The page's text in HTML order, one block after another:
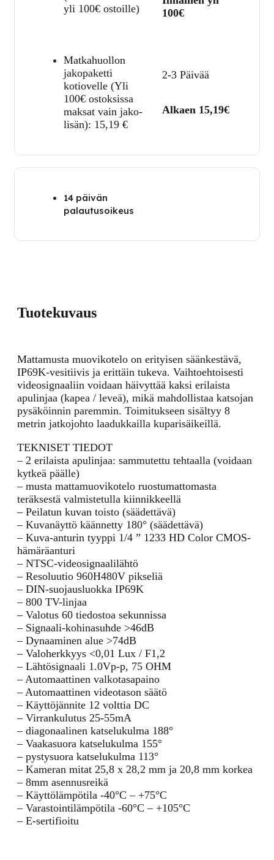
yli 100€ ostoille)
100€
Matkahuollon
jakopaketti
kotiovelle (Yli
100€ ostoksissa
maksat vain jako-
lisän): 15,19 €
2-3 Päivää
Alkaen 15,19€
14 päivän
palautusoikeus
Tuotekuvaus
Mattamusta muovikotelo on erityisen säänkestävä,
IP69K-vesitiivis ja erittäin tukeva. Vaihtoehtoisesti
videosignaaliin voidaan häivyttää kaksi erilaista
apulinjaa (kapea / leveä), mikä mahdollistaa katsojan
pysäköinnin paremmin. Toimitukseen sisältyy 8
metrin jatkojohto laadukkailla kuparisäikeillä.
TEKNISET TIEDOT
– 2 erilaista apulinjaa: sammutettu tehtaalla (voidaan
kytkeä päälle)
– musta mattamuovikotelo ruostumattomasta
teräksestä valmistetulla kiinnikkeellä
– Peilatun kuvan toisto (säädettävä)
– Kuvanäyttö käännetty 180° (säädettävä)
– Kuva-anturin tyyppi 1/4 ” 1233 HD Color CMOS-
hämäräanturi
– NTSC-videosignaalilähtö
– Resoluutio 960H480V pikseliä
– DIN-suojausluokka IP69K
– 800 TV-linjaa
– Valotus 60 tiedostoa sekunnissa
– Signaali-kohinasuhde >46dB
– Dynaaminen alue >74dB
– Valoherkkyys <0,01 Lux / F1,2
– Lähtösignaali 1.0Vp-p, 75 OHM
– Automaattinen valkotasapaino
– Automaattinen videotason säätö
– Käyttöjännite 12 volttia DC
– Virrankulutus 25-55mA
– diagonaalinen katselukulma 188°
– Vaakasuora katselukulma 155°
– pystysuora katselukulma 113°
– Kameran mitat 25,8 x 28,2 mm ja 20,8 mm korkea
– 8mm asennusreikä
– Käyttölämpötila -40°C – +75°C
– Varastointilämpötila -60°C – +105°C
– E-sertifioitu